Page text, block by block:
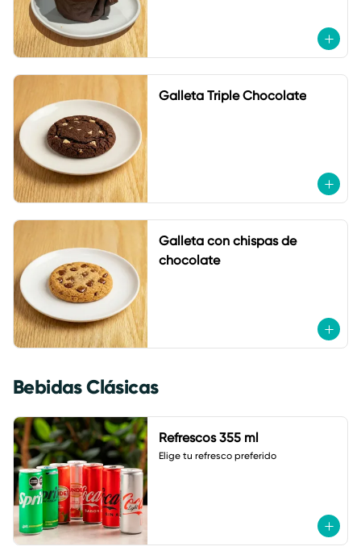
Galleta Triple Chocolate
Galleta con chispas de
chocolate
Bebidas Clásicas
Refrescos 355 ml
Elige tu refresco preferido